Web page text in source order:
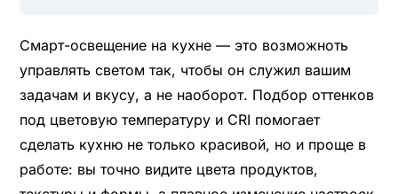
Смарт-освещение на кухне — это возможноть
управлять светом так, чтобы он служил вашим
задачам и вкусу, а не наоборот. Подбор оттенков
под цветовую температуру и CRI помогает
сделать кухню не только красивой, но и проще в
работе: вы точно видите цвета продуктов,